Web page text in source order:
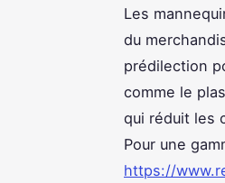
Les
du
prédilection
comme le
qui réduit les
Pour une
https://